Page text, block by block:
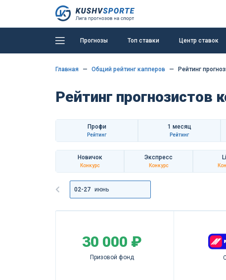
Прогнозы Топ ставки Центр ставок
Главная Общий рейтинг капперов Рейтинг
Рейтинг прогнозистов
Профи
Рейтинг
1 месяц
Рейтинг
Новичок
Конкурс
Экспресс
Конкурс
02-27 июнь
30 000 ₽
Призовой фонд